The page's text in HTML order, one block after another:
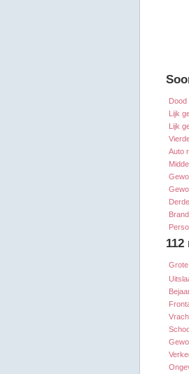
Lijk
Lijk
Auto